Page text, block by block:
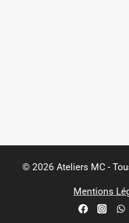
© 2026 Ateliers MC -
Mentions